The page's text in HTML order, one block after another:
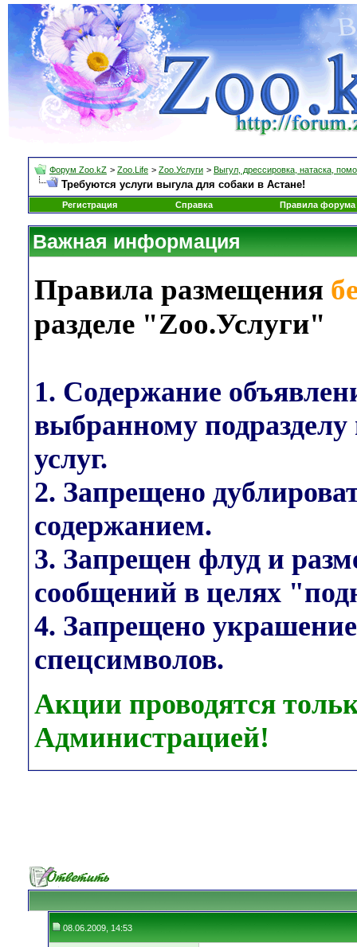
Форум Zoo.kZ > Zoo.Life > Zoo.Услуги > Выгул, дрессировка, натаска,
Требуются услуги выгула для собаки в Астане!
Регистрация Справка Правила форума
Важная информация
Правила размещения
разделе "Zoo.Услуги"
1. Содержание
выбранному
услуг.
2. Запрещено
содержанием.
3. Запрещен флуд и
сообщений в целях
4. Запрещено
спецсимволов.
Акции проводятся
Администрацией!
08.06.2009, 14:53